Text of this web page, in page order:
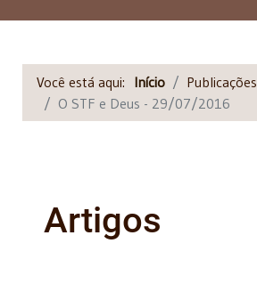
Você está aqui: Início Publicações
O STF e Deus - 29/07/2016
Artigos